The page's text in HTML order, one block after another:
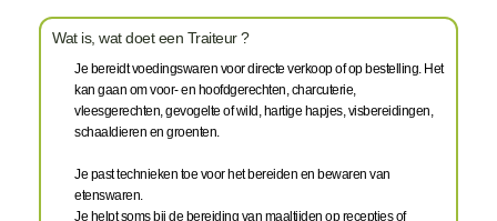
Wat is, wat doet een Traiteur ?
Je bereidt voedingswaren voor directe verkoop of op bestelling. Het
kan gaan om voor- en hoofdgerechten, charcuterie,
vleesgerechten, gevogelte of wild, hartige hapjes, visbereidingen,
schaaldieren en groenten.
Je past technieken toe voor het bereiden en bewaren van
etenswaren.
Je helpt soms bij de bereiding van maaltijden op recepties of